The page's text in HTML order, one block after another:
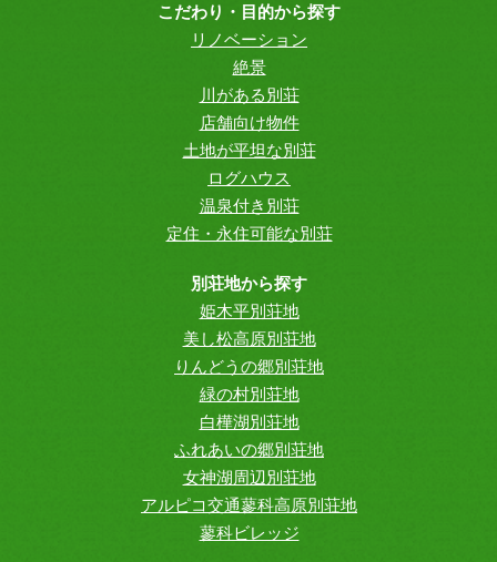
こだわり・目的から探す
リノベーション
絶景
川がある別荘
店舗向け物件
土地が平坦な別荘
ログハウス
温泉付き別荘
定住・永住可能な別荘
別荘地から探す
姫木平別荘地
美し松高原別荘地
りんどうの郷別荘地
緑の村別荘地
白樺湖別荘地
ふれあいの郷別荘地
女神湖周辺別荘地
アルピコ交通蓼科高原別荘地
蓼科ビレッジ